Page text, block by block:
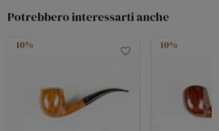
stagionatura e l'invecchiamento, adattando la forma alla
Potrebbero interessarti anche
-10% favorite_border -10%